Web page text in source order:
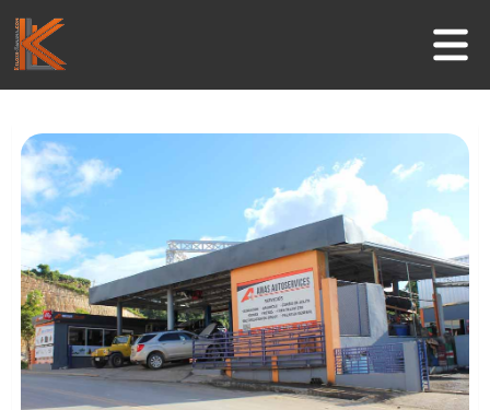
Negocios
Guía Turística
Actividades
Informaciones útiles